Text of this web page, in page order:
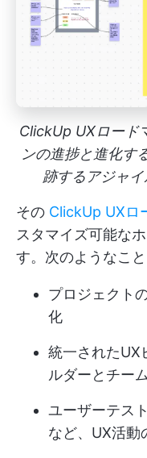
ClickUp UXロード
ンの進捗と進化す
跡するアジャイ
その ClickUp UXロ
スタマイズ可能な
す。次のようなこ
プロジェクト
化
統一されたUX
ルダーとチー
ユーザーテス
など、UX活動